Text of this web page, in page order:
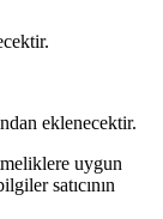
eklenecektir.
uygun
satıcının